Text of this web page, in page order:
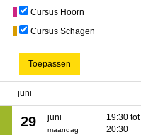
Cursus Hoorn
Cursus Schagen
Toepassen
juni
29 juni
maandag
19:30 tot
20:30